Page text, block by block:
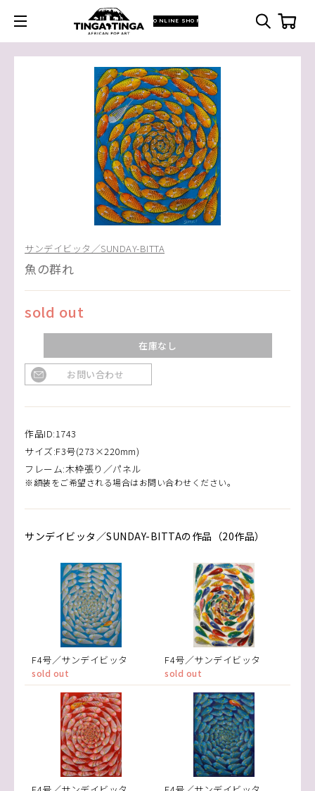
ONLINE SHOP
サンデイビッタ／SUNDAY-BITTA
魚の群れ
sold out
在庫なし
お問い合わせ
作品ID:1743
サイズ:F3号(273×220mm)
フレーム:木枠張り／パネル
※額装をご希望される場合はお問い合わせください。
サンデイビッタ／SUNDAY-BITTAの作品（20作品）
F4号／サンデイビッタ
sold out
F4号／サンデイビッタ
sold out